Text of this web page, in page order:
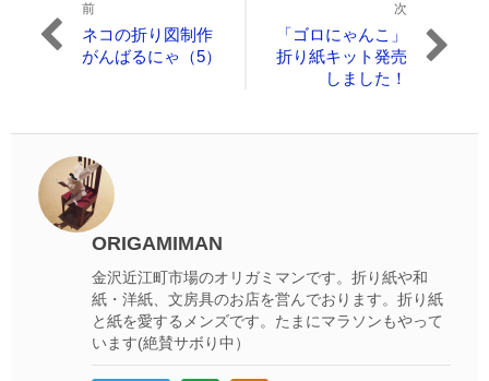
投
稿
ゲ
ー
シ
前
過
去
ネコの折り図制作
がんばるにゃ（5）
次
の
「ゴロにゃんこ」
折り紙キット発売
しました！
ORIGAMIMAN
金沢近江町市場のオリガミマンです。折り紙や和
紙・洋紙、文房具のお店を営んでおります。折り紙
と紙を愛するメンズです。たまにマラソンもやって
います(絶賛サボり中）